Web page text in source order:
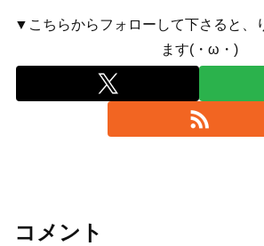
▼こちらからフォローして下さると、
ます(・ω・)
コメント